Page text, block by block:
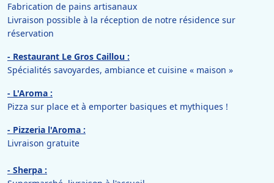
Fabrication de pains artisanaux
Livraison possible à la réception de notre résidence sur
réservation
- Restaurant Le Gros Caillou :
Spécialités savoyardes, ambiance et cuisine « maison »
- L'Aroma :
Pizza sur place et à emporter basiques et mythiques !
- Pizzeria l'Aroma :
Livraison gratuite
- Sherpa :